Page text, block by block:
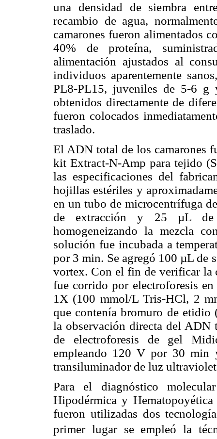
una densidad de siembra
recambio de agua,
camarones fueron alimentados
40% de proteína,
alimentación ajustados al
individuos aparentemente
PL8-PL15, juveniles de 5-6
obtenidos directamente de
fueron colocados
traslado.
El ADN total de los camarones
kit Extract-N-Amp para tejido
las especificaciones del
hojillas estériles y
en un tubo de microcentrífuga
de extracción y 25 µL de
homogeneizando la mezcla
solución fue incubada a
por 3 min. Se agregó 100 µL de
vortex. Con el fin de verificar la
fue corrido por electroforesis
1X (100 mmol/L Tris-HCl, 2
que contenía bromuro de
la observación directa del ADN
de electroforesis de gel
empleando 120 V por 30
transiluminador de luz
Para el diagnóstico
Hipodérmica y
fueron utilizadas dos
primer lugar se empleó la